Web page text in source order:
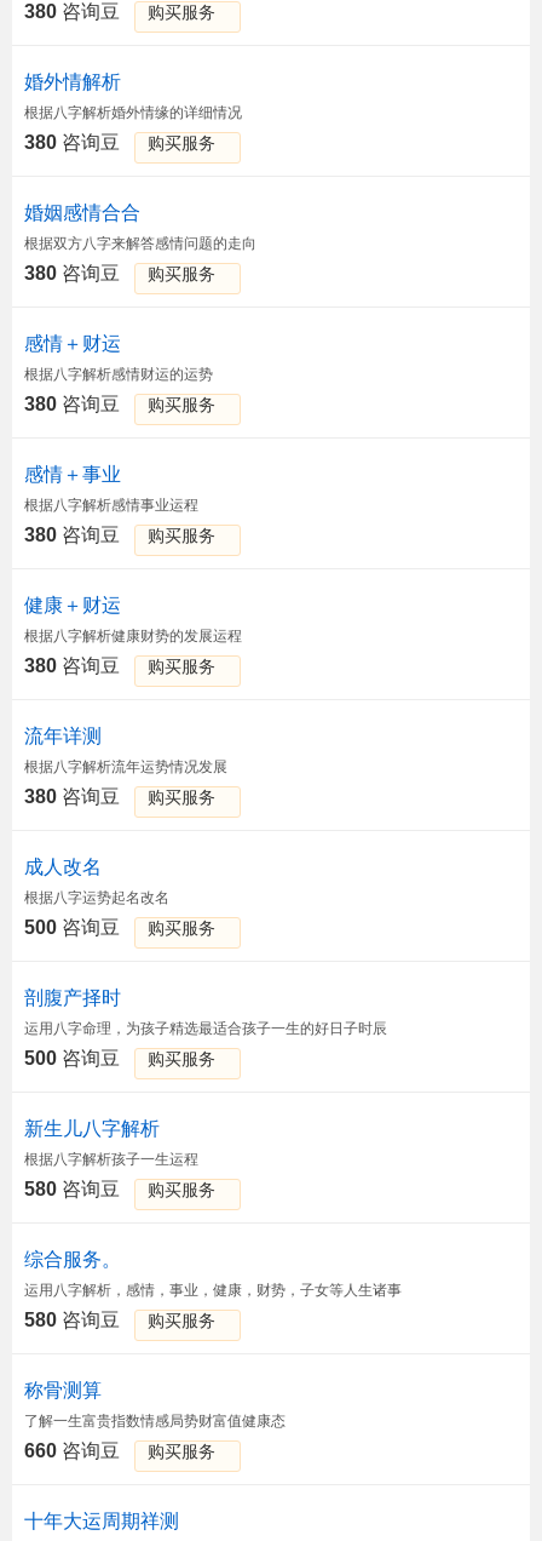
380 咨询豆 购买服务
婚外情解析
根据八字解析婚外情缘的详细情况
380 咨询豆 购买服务
婚姻感情合合
根据双方八字来解答感情问题的走向
380 咨询豆 购买服务
感情＋财运
根据八字解析感情财运的运势
380 咨询豆 购买服务
感情＋事业
根据八字解析感情事业运程
380 咨询豆 购买服务
健康＋财运
根据八字解析健康财势的发展运程
380 咨询豆 购买服务
流年详测
根据八字解析流年运势情况发展
380 咨询豆 购买服务
成人改名
根据八字运势起名改名
500 咨询豆 购买服务
剖腹产择时
运用八字命理，为孩子精选最适合孩子一生的好日子时辰
500 咨询豆 购买服务
新生儿八字解析
根据八字解析孩子一生运程
580 咨询豆 购买服务
综合服务。
运用八字解析，感情，事业，健康，财势，子女等人生诸事
580 咨询豆 购买服务
称骨测算
了解一生富贵指数情感局势财富值健康态
660 咨询豆 购买服务
十年大运周期祥测